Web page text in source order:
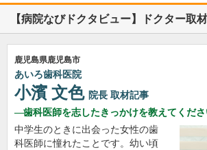
【病院なびドクタビュー】ドクター取
鹿児島県鹿児島市
あいろ歯科医院
小濱 文色 院長 取材記事
歯科医師を志したきっかけを教えてくださ
中学生のときに出会った女性の歯
科医師に憧れたことです。幼い頃